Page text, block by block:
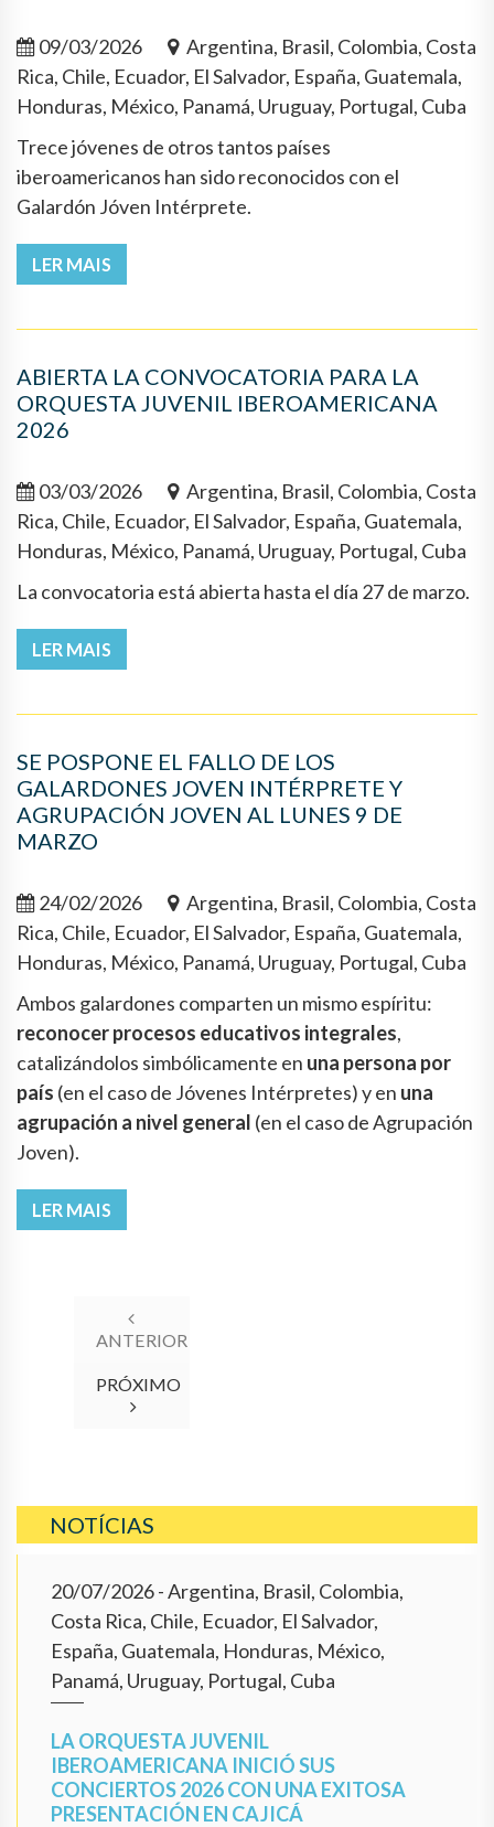
09/03/2026
Argentina, Brasil, Colombia, Costa
Rica, Chile, Ecuador, El Salvador, España, Guatemala,
Honduras, México, Panamá, Uruguay, Portugal, Cuba
Trece jóvenes de otros tantos países
iberoamericanos han sido reconocidos con el
Galardón Jóven Intérprete.
LER MAIS
ABIERTA LA CONVOCATORIA PARA LA
ORQUESTA JUVENIL IBEROAMERICANA
2026
03/03/2026
Argentina, Brasil, Colombia, Costa
Rica, Chile, Ecuador, El Salvador, España, Guatemala,
Honduras, México, Panamá, Uruguay, Portugal, Cuba
La convocatoria está abierta hasta el día 27 de marzo.
LER MAIS
SE POSPONE EL FALLO DE LOS
GALARDONES JOVEN INTÉRPRETE Y
AGRUPACIÓN JOVEN AL LUNES 9 DE
MARZO
24/02/2026
Argentina, Brasil, Colombia, Costa
Rica, Chile, Ecuador, El Salvador, España, Guatemala,
Honduras, México, Panamá, Uruguay, Portugal, Cuba
Ambos galardones comparten un mismo espíritu:
reconocer procesos educativos integrales,
catalizándolos simbólicamente en una persona por
país (en el caso de Jóvenes Intérpretes) y en una
agrupación a nivel general (en el caso de Agrupación
Joven).
LER MAIS
ANTERIOR
PRÓXIMO
NOTÍCIAS
20/07/2026- Argentina, Brasil, Colombia,
Costa Rica, Chile, Ecuador, El Salvador,
España, Guatemala, Honduras, México,
Panamá, Uruguay, Portugal, Cuba
LA ORQUESTA JUVENIL
IBEROAMERICANA INICIÓ SUS
CONCIERTOS 2026 CON UNA EXITOSA
PRESENTACIÓN EN CAJICÁ